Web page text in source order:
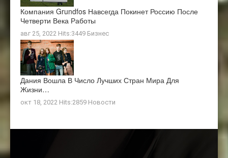
Компания Grundfos Навсегда Покинет Россию После
Четверти Века Работы
авг 25, 2022 Hits:3449 Бизнес
Дания Вошла В Число Лучших Стран Мира Для
Жизни…
окт 18, 2022 Hits:2859 Новости